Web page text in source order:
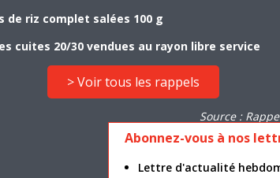
de riz complet salées 100 g
cuites 20/30 vendues au rayon libre service
> Voir tous les rappels
Source :
Abonnez-vous à nos
Lettre d'actualité